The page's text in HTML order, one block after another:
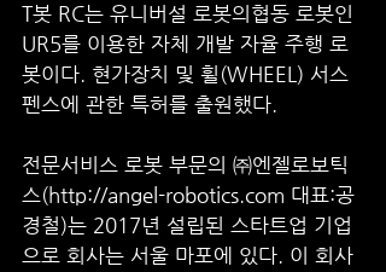
T봇 RC는 유니버설 로봇의협동 로봇인
UR5를 이용한 자체 개발 자율 주행 로
봇이다. 현가장치 및 휠(WHEEL) 서스
펜스에 관한 특허를 출원했다.
전문서비스 로봇 부문의 ㈜엔젤로보틱
스(http://angel-robotics.com 대표:공
경철)는 2017년 설립된 스타트업 기업
으로 회사는 서울 마포에 있다. 이 회사